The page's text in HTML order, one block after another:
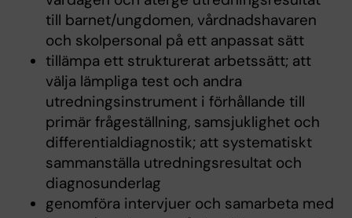
till barnet/ungdomen, vårdnadshavaren
och skolpersonal på ett anpassat sätt
tillämpa ett strukturerat arbetssätt; att
välja lämpliga test och andra
utredningsinstrument i förhållande till
primär frågeställning, samsjuklighet och
differentialdiagnostik; att systematiskt
sammanställa utredningsresultat och
diagnosunderlag
genomföra intervjuer och samarbeta med